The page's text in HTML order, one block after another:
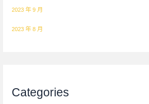
2023 年 9 月
2023 年 8 月
Categories